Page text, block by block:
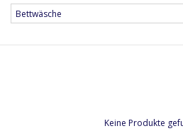
Keine Produkte